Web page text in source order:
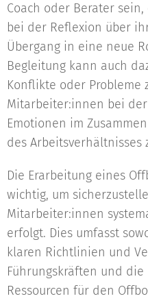
Coach oder Berater
bei der Reflexion über
Übergang in eine neue
Begleitung kann auch
Konflikte oder Probleme
Mitarbeiter:innen bei
Emotionen im
des Arbeitsverhältnisses
Die Erarbeitung eines
wichtig, um
Mitarbeiter:innen
erfolgt. Dies umfasst
klaren Richtlinien und
Führungskräften und
Ressourcen für den